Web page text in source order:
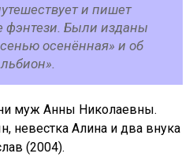
и пишет
фэнтези. Были изданы
осенённая» и об
муж Анны Николаевны.
невестка Алина и два внука
(2004).